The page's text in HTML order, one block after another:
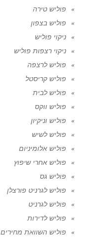
פוליש טירה
פוליש בצפון
ניקוי פוליש
ניקוי רצפות פוליש
פוליש לרצפה
פוליש קריסטל
פוליש לבית
פוליש ווקס
פוליש וניקיון
פוליש לשיש
פוליש אלומיניום
פוליש אחרי שיפוץ
פוליש גס
פוליש לגרניט פורצלן
פוליש לגרניט
פוליש לדירות
פוליש השוואת מחירים